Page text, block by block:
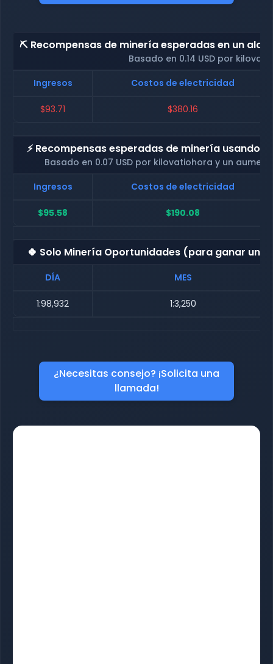
⛏️ Recompensas de minería esperadas en un
Basado en 0.14 USD por
Ingresos
Costos de electricidad
$93.71 $380.16
⚡ Recompensas esperadas de minería usando
Basado en 0.07 USD por kilovatiohora y un
Ingresos
Costos de electricidad
$95.58 $190.08
🍀 Solo Minería Oportunidades (para ganar
DÍA MES
1:98,932 1:3,250
¿Necesitas consejo? ¡Solicita una
llamada!